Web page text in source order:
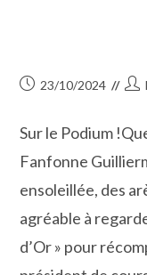
Publication
23/10/2024
Sur le Podium
Fanfonne
ensoleillée, des
agréable à
d’Or » pour